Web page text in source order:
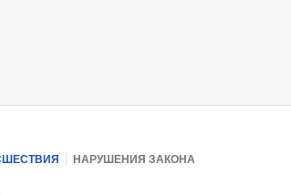
НАРУШЕНИЯ ЗАКОНА